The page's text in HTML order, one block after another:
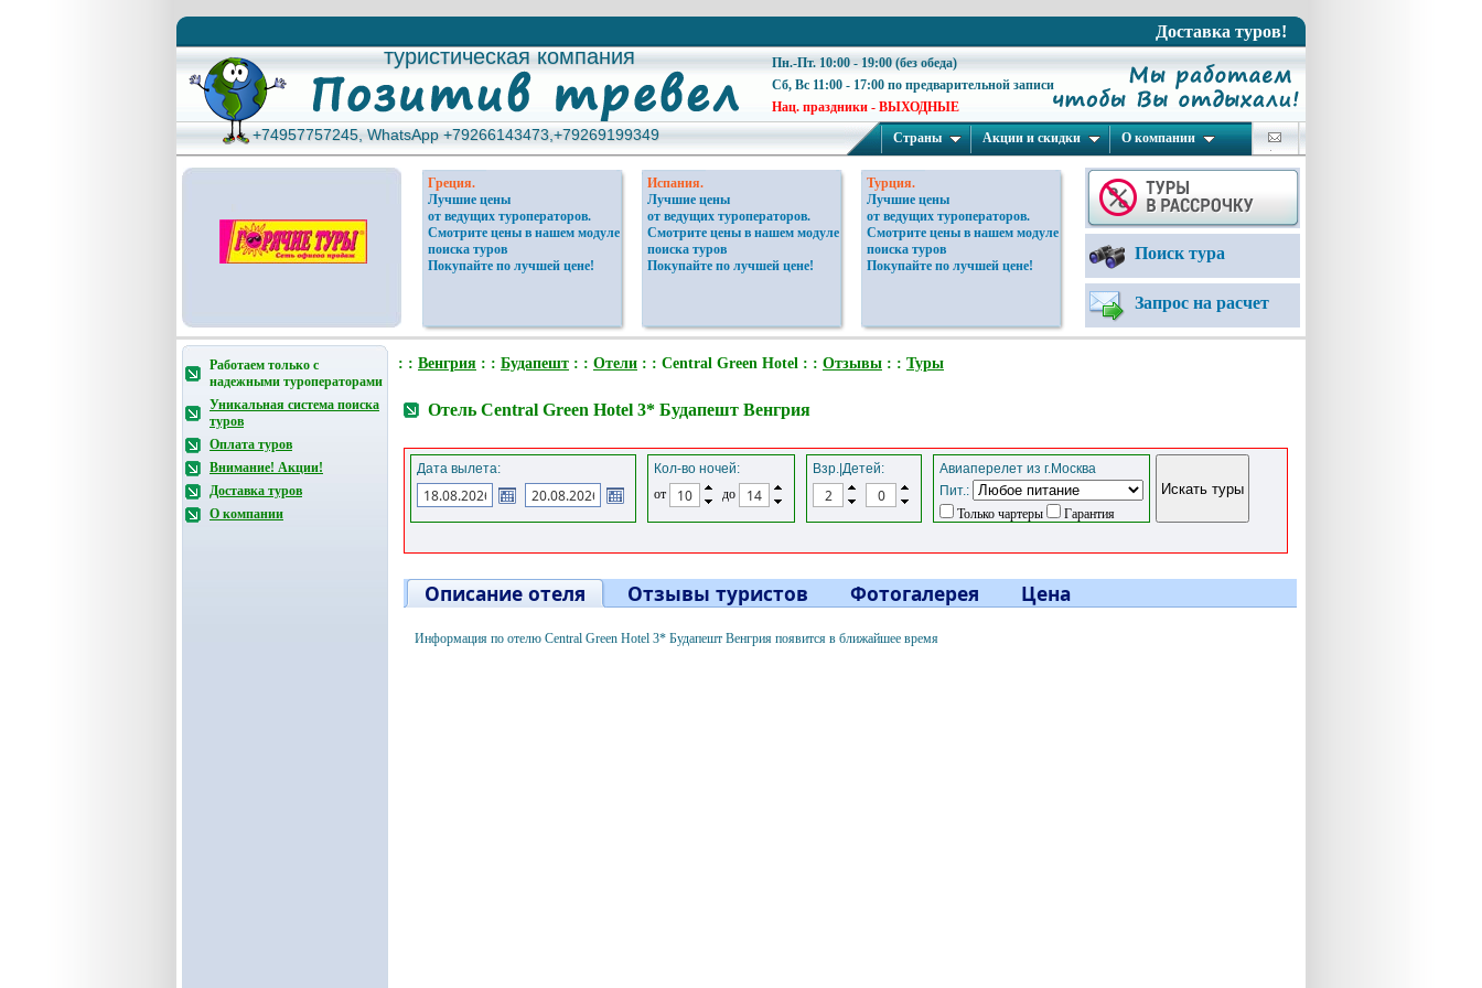
Доставка туров!
туристическая компания
туристическая компания
Пн.-Пт. 10:00 - 19:00 (без обеда)
Сб, Вс 11:00 - 17:00 по предварительной записи
Нац. праздники - ВЫХОДНЫЕ
+74957757245, WhatsApp +79266143473,+79269199349
+74957757245, WhatsApp +79266143473,+79269199349 Страны Акции и скидки О компании
Греция.
Лучшие цены
от ведущих туроператоров.
Смотрите цены в нашем модуле
поиска туров
Покупайте по лучшей цене!
Испания.
Лучшие цены
от ведущих туроператоров.
Смотрите цены в нашем модуле
поиска туров
Покупайте по лучшей цене!
Турция.
Лучшие цены
от ведущих туроператоров.
Смотрите цены в нашем модуле
поиска туров
Покупайте по лучшей цене!
Поиск тура
Запрос на расчет
Работаем только с
надежными туроператорами
Уникальная система поиска
туров
Оплата туров
Внимание! Акции!
Доставка туров
О компании
: : Венгрия : : Будапешт : : Отели : : Central Green Hotel : : Отзывы : : Туры
Отель Central Green Hotel 3* Будапешт Венгрия
Дата вылета:
Кол-во ночей:
от
до
Взр.|Детей:
Авиаперелет из г.Москва
Пит.:
Только чартеры
Гарантия
Описание отеля Отзывы туристов Фотогалерея Цена
Информация по отелю Central Green Hotel 3* Будапешт Венгрия появится в ближайшее время